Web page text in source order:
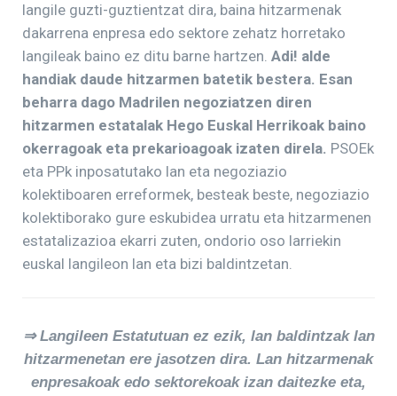
langile guzti-guztientzat dira, baina hitzarmenak
dakarrena enpresa edo sektore zehatz horretako
langileak baino ez ditu barne hartzen. Adi! alde
handiak daude hitzarmen batetik bestera. Esan
beharra dago Madrilen negoziatzen diren
hitzarmen estatalak Hego Euskal Herrikoak baino
okerragoak eta prekarioagoak izaten direla. PSOEk
eta PPk inposatutako lan eta negoziazio
kolektiboaren erreformek, besteak beste, negoziazio
kolektiborako gure eskubidea urratu eta hitzarmenen
estatalizazioa ekarri zuten, ondorio oso larriekin
euskal langileon lan eta bizi baldintzetan.
⇒Langileen Estatutuan ez ezik, lan baldintzak lan
hitzarmenetan ere jasotzen dira. Lan hitzarmenak
enpresakoak edo sektorekoak izan daitezke eta,